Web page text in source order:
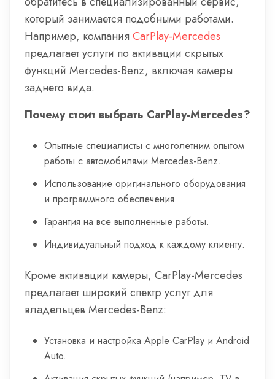
который занимается подобными работами.
Например, компания CarPlay-Mercedes
предлагает услуги по активации скрытых
функций Mercedes-Benz, включая камеры
заднего вида.
Почему стоит выбрать CarPlay-Mercedes?
Опытные специалисты с многолетним опытом
работы с автомобилями Mercedes-Benz.
Использование оригинального оборудования
и программного обеспечения.
Гарантия на все выполненные работы.
Индивидуальный подход к каждому клиенту.
Кроме активации камеры, CarPlay-Mercedes
предлагает широкий спектр услуг для
владельцев Mercedes-Benz:
Установка и настройка Apple CarPlay и Android
Auto.